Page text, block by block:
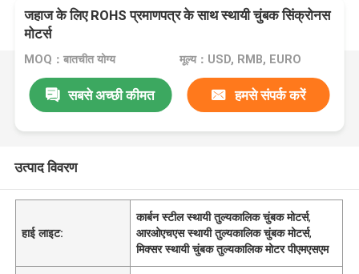
जहाज के लिए ROHS प्रमाणपत्र के साथ स्थायी चुंबक सिंक्रोनस
मोटर्स
MOQ：बातचीत योग्य मूल्य：USD, RMB, EURO
सबसे अच्छी कीमत हमसे संपर्क करें
उत्पाद विवरण
हाई लाइट:
कार्बन स्टील स्थायी तुल्यकालिक चुंबक मोटर्स,
आरओएचएस स्थायी तुल्यकालिक चुंबक मोटर्स,
मिक्सर स्थायी चुंबक तुल्यकालिक मोटर पीएमएसएम